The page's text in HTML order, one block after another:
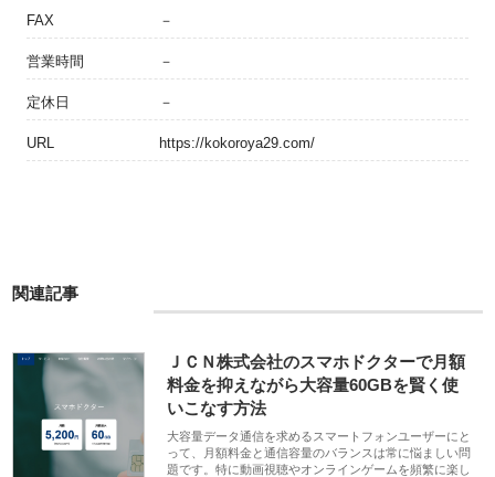
FAX －
営業時間 －
定休日 －
URL https://kokoroya29.com/
関連記事
ＪＣＮ株式会社のスマホドクターで月額
料金を抑えながら大容量60GBを賢く使
いこなす方法
大容量データ通信を求めるスマートフォンユーザーにと
って、月額料金と通信容量のバランスは常に悩ましい問
題です。特に動画視聴やオンラインゲームを頻繁に楽し